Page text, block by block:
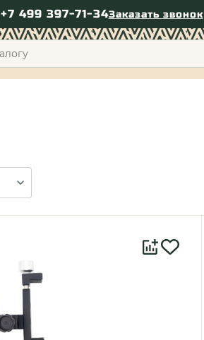
+7 499 397-71-34Заказать звонок